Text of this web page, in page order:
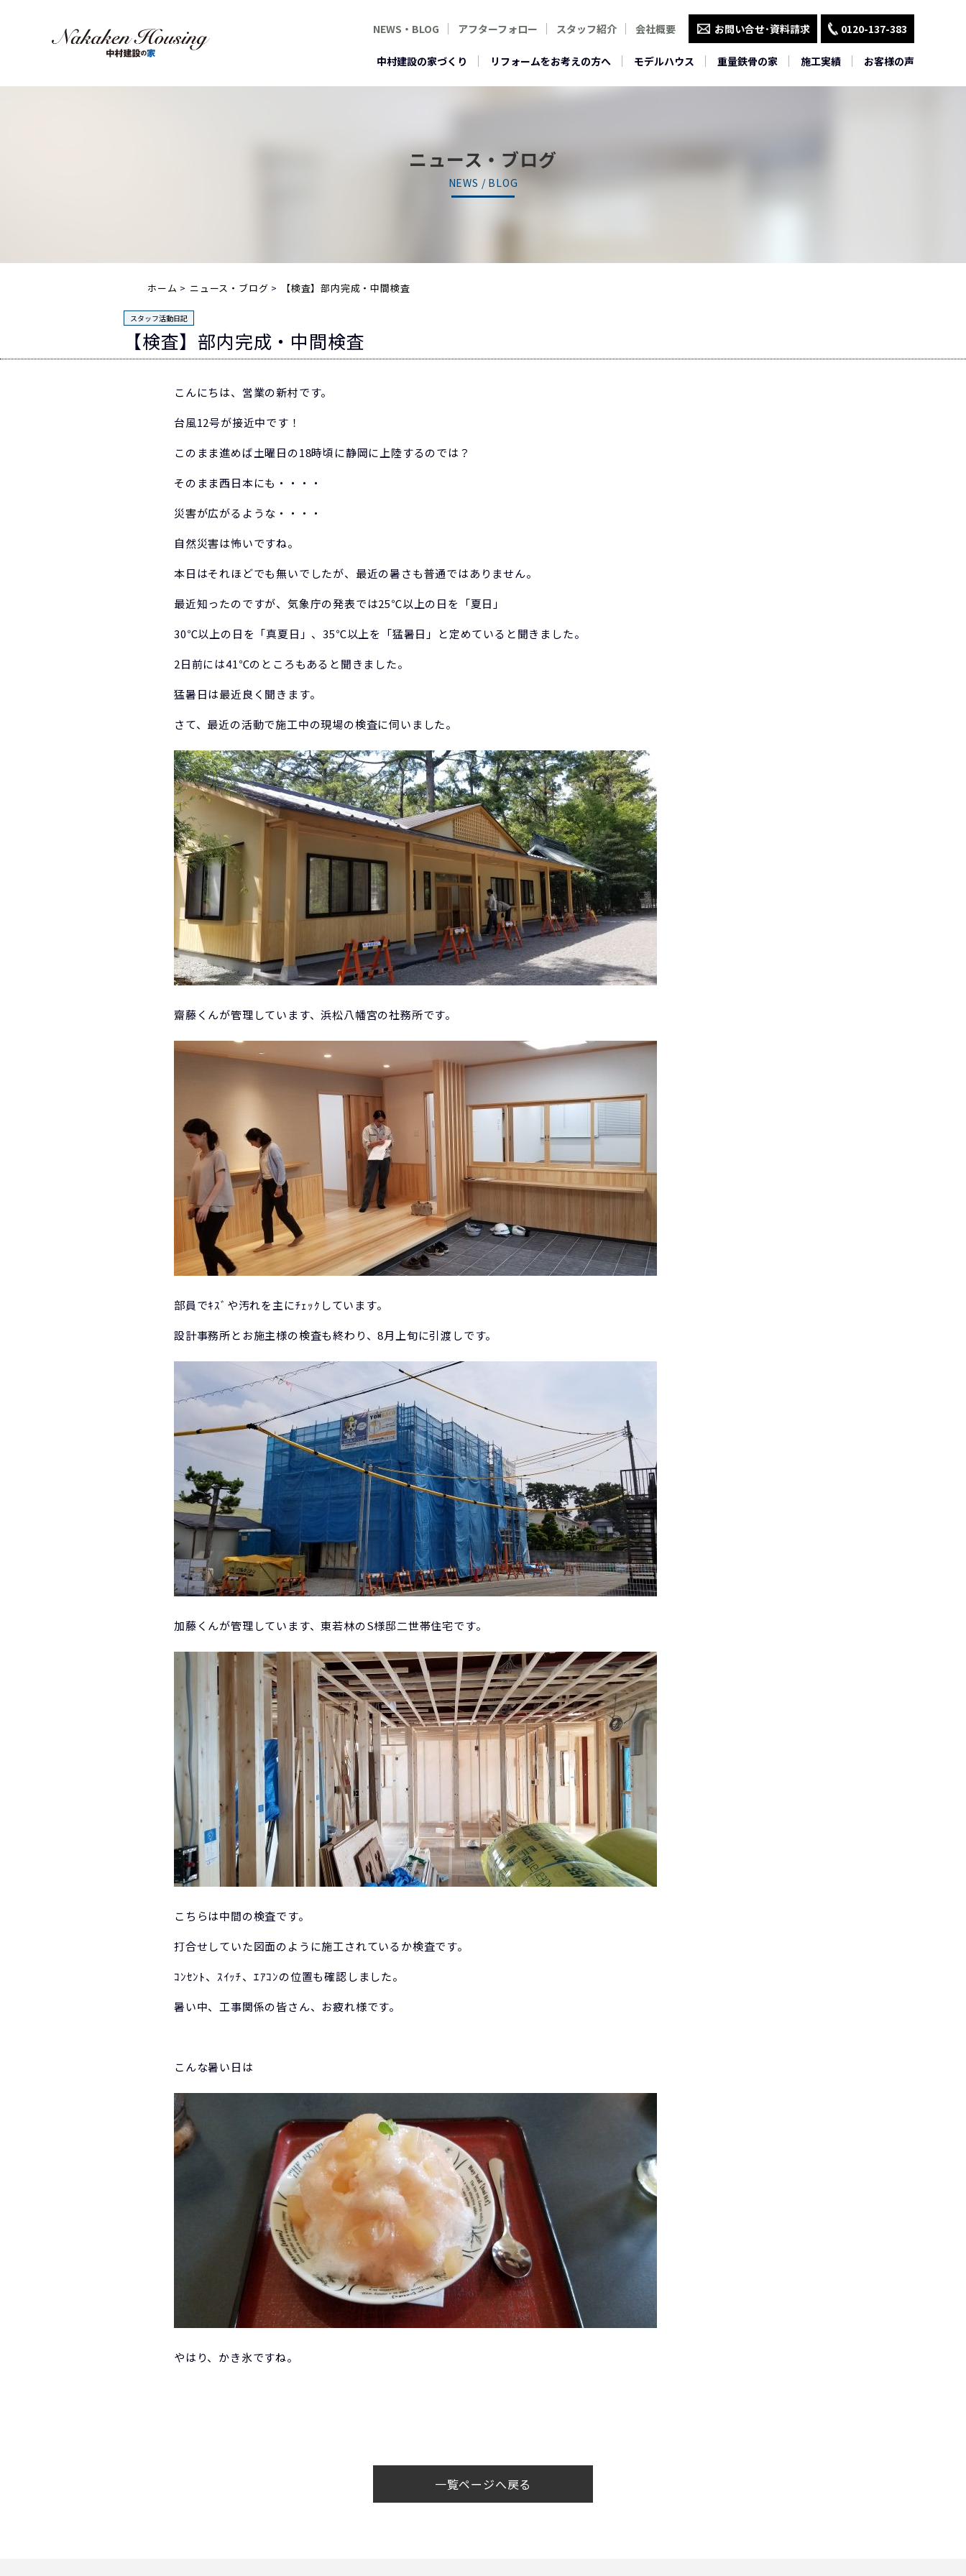
NEWS・BLOG アフターフォロー スタッフ紹介 会社概要 お問い合せ･資料請求 0120-137-383
中村建設の家づくり リフォームをお考えの方へ モデルハウス 重量鉄骨の家 施工実績 お客様の声
ニュース・ブログ
NEWS / BLOG
ホーム ニュース・ブログ 【検査】部内完成・中間検査
スタッフ活動日記
【検査】部内完成・中間検査
こんにちは、営業の新村です。
台風12号が接近中です！
このまま進めば土曜日の18時頃に静岡に上陸するのでは？
そのまま西日本にも・・・・
災害が広がるような・・・・
自然災害は怖いですね。
本日はそれほどでも無いでしたが、最近の暑さも普通ではありません。
最近知ったのですが、気象庁の発表では25℃以上の日を「夏日」
30℃以上の日を「真夏日」、35℃以上を「猛暑日」と定めていると聞きました。
2日前には41℃のところもあると聞きました。
猛暑日は最近良く聞きます。
さて、最近の活動で施工中の現場の検査に伺いました。
齋藤くんが管理しています、浜松八幡宮の社務所です。
部員でｷｽﾞや汚れを主にﾁｪｯｸしています。
設計事務所とお施主様の検査も終わり、8月上旬に引渡しです。
加藤くんが管理しています、東若林のS様邸二世帯住宅です。
こちらは中間の検査です。
打合せしていた図面のように施工されているか検査です。
ｺﾝｾﾝﾄ、ｽｲｯﾁ、ｴｱｺﾝの位置も確認しました。
暑い中、工事関係の皆さん、お疲れ様です。
こんな暑い日は
やはり、かき氷ですね。
一覧ページへ戻る